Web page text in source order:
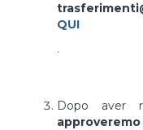
QUI
.
Dopo aver